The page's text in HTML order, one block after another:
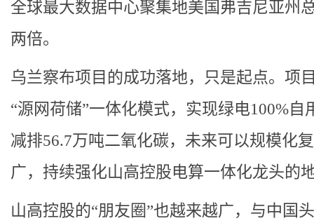
全球最大数据中心聚集地美国弗吉尼亚州
两倍。
乌兰察布项目的成功落地，只是起点。项
“源网荷储”一体化模式，实现绿电100%自
减排56.7万吨二氧化碳，未来可以规模化
广，持续强化山高控股电算一体化龙头的
山高控股的“朋友圈”也越来越广，与中国